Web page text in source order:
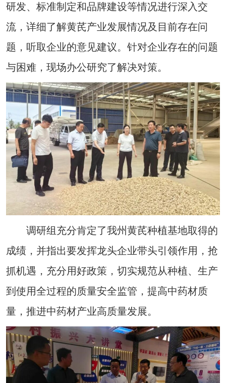
研发、标准制定和品牌建设等情况进行深入交
流，详细了解黄芪产业发展情况及目前存在问
题，听取企业的意见建议。针对企业存在的问题
与困难，现场办公研究了解决对策。
调研组充分肯定了我州黄芪种植基地取得的
成绩，并指出要发挥龙头企业带头引领作用，抢
抓机遇，充分用好政策，切实规范从种植、生产
到使用全过程的质量安全监管，提高中药材质
量，推进中药材产业高质量发展。